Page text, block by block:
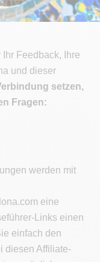
Feedback, Ihre
und dieser
setzen,
Fragen:
werden mit
eine
Links einen
einfach den
diesen Affiliate-